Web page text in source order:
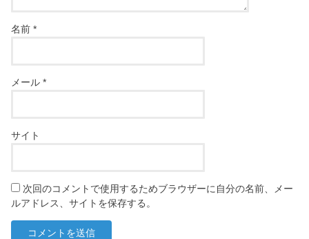
名前*
メール*
サイト
次回のコメントで使用するためブラウザーに自分の名前、メー
ルアドレス、サイトを保存する。